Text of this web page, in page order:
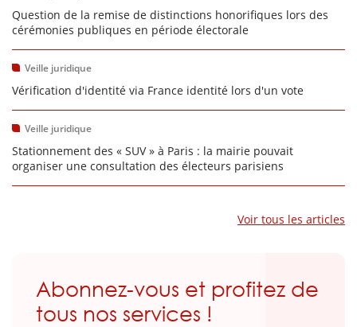
Question de la remise de distinctions honorifiques lors des
cérémonies publiques en période électorale
Veille juridique
Vérification d'identité via France identité lors d'un vote
Veille juridique
Stationnement des « SUV » à Paris : la mairie pouvait
organiser une consultation des électeurs parisiens
Voir tous les articles
Abonnez-vous et profitez de
tous nos services !